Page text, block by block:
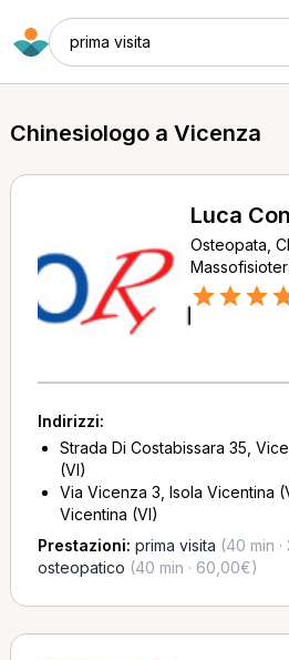
prima visita
Chinesiologo a Vicenza
Luca
Osteopata,
Indirizzi:
Strada Di Costabissara 35,
(VI)
Via Vicenza 3, Isola Vicentina
Vicentina (VI)
Prestazioni: prima visita (40 min
osteopatico (40 min · 60,00€)